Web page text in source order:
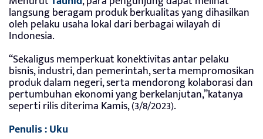
langsung beragam produk berkualitas yang dihasilkan
oleh pelaku usaha lokal dari berbagai wilayah di
Indonesia.
“Sekaligus memperkuat konektivitas antar pelaku
bisnis, industri, dan pemerintah, serta mempromosikan
produk dalam negeri, serta mendorong kolaborasi dan
pertumbuhan ekonomi yang berkelanjutan,”katanya
seperti rilis diterima Kamis, (3/8/2023).
Penulis : Uku